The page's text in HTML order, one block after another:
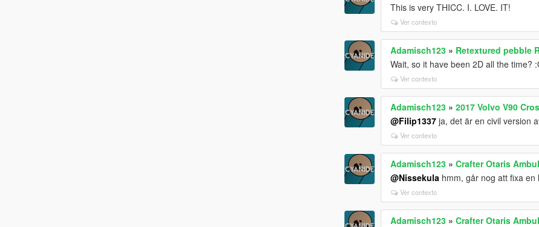
This is very THICC. I. LOVE. IT!
Ver contexto
Adamisch123 » Retextured pebble
Wait, so it have been 2D all the time?
Ver contexto
Adamisch123 »2017 Volvo V90
@Filip1337 ja, det är en civil version
Ver contexto
Adamisch123 »Crafter Otaris
@Nissekula hmm, går nog att fixa
Ver contexto
Adamisch123 »Crafter Otaris